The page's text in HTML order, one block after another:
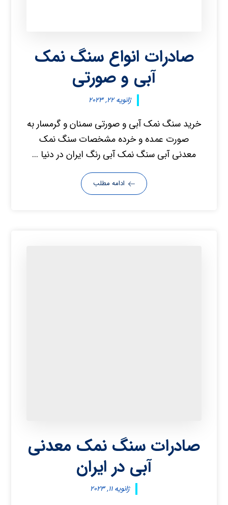
صادرات انواع سنگ نمک
آبی و صورتی
ژانویه ۲۲, ۲۰۲۳
خرید سنگ نمک آبی و صورتی سمنان و گرمسار به
صورت عمده و خرده مشخصات سنگ نمک
معدنی آبی سنگ نمک آبی رنگ ایران در دنیا ...
ادامه مطلب
صادرات سنگ نمک معدنی
آبی در ایران
ژانویه ۱۱, ۲۰۲۳